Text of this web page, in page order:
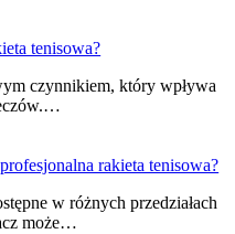
tenisowa?
czynnikiem, który wpływa
rakieta tenisowa?
w różnych przedziałach
może…